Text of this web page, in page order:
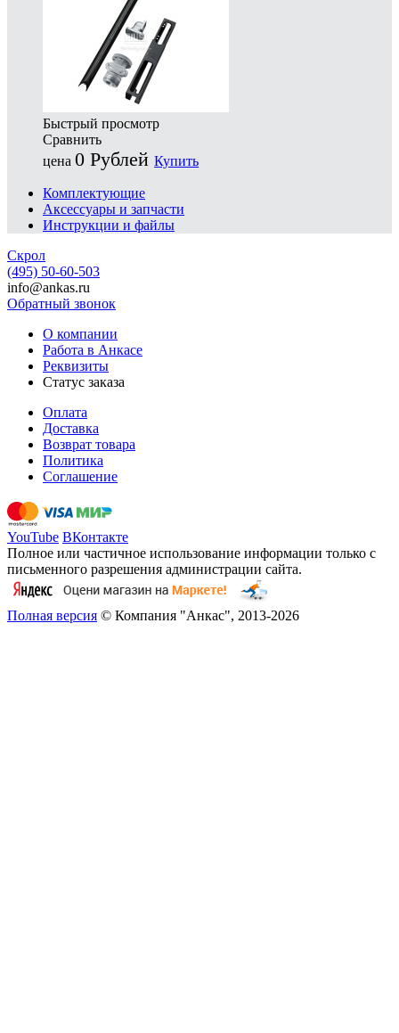
Быстрый просмотр
Сравнить
цена 0 Рублей Купить
Комплектующие
Аксессуары и запчасти
Инструкции и файлы
Скрол
(495) 50-60-503
info@ankas.ru
Обратный звонок
О компании
Работа в Анкасе
Реквизиты
Статус заказа
Оплата
Доставка
Возврат товара
Политика
Соглашение
YouTube ВКонтакте
Полное или частичное использование информации только с
письменного разрешения администрации сайта.
Полная версия © Компания "Анкас", 2013-2026